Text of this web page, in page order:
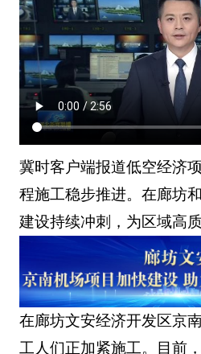
冀时客户端报道低空经济
程施工稳步推进。在廊坊
建设持续冲刺，为区域高
在廊坊文安经济开发区京
工人们正加紧施工。目前